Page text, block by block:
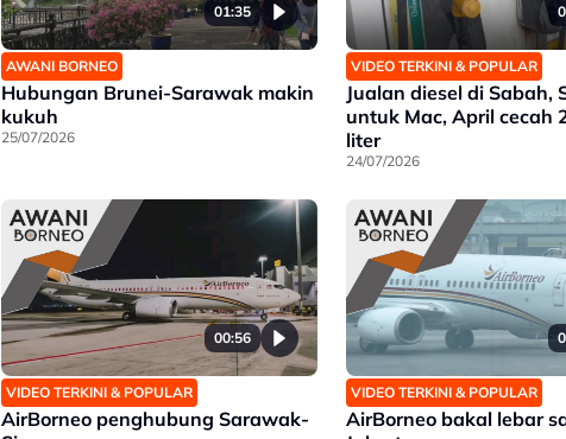
01:35
AWANI BORNEO
Hubungan Brunei-Sarawak makin
kukuh
25/07/2026
VIDEO TERKINI & POPULAR
Jualan diesel di Sabah,
untuk Mac, April cecah
liter
24/07/2026
00:56
VIDEO TERKINI & POPULAR
AirBorneo penghubung Sarawak-
VIDEO TERKINI & POPULAR
AirBorneo bakal lebar